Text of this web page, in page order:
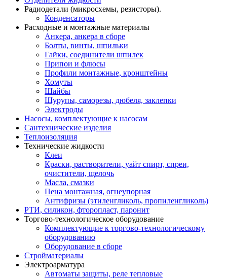
Радиодетали (микросхемы, резисторы).
Конденсаторы
Расходные и монтажные материалы
Анкера, анкера в сборе
Болты, винты, шпильки
Гайки, соединители шпилек
Припои и флюсы
Профили монтажные, кронштейны
Хомуты
Шайбы
Шурупы, саморезы, дюбеля, заклепки
Электроды
Насосы, комплектующие к насосам
Сантехнические изделия
Теплоизоляция
Технические жидкости
Клеи
Краски, растворители, уайт спирт, спреи,
очистители, щелочь
Масла, смазки
Пена монтажная, огнеупорная
Антифризы (этиленгликоль, пропиленгликоль)
РТИ, силикон, фторопласт, паронит
Торгово-технологическое оборудование
Комплектующие к торгово-технологическому
оборудованию
Оборудование в сборе
Стройматериалы
Электроарматура
Автоматы защиты, реле тепловые